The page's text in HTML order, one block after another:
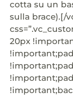
cotta su un
sulla brace).[/
20px